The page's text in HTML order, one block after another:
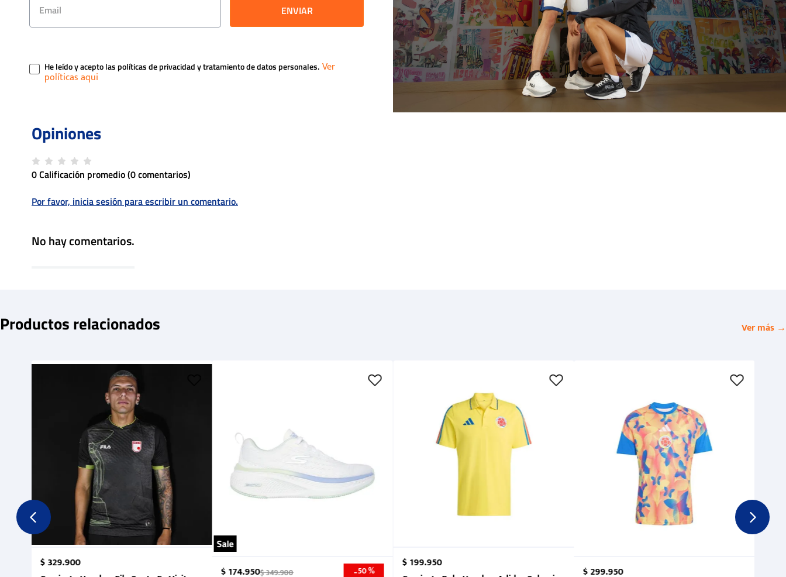
ENVIAR
He leído y acepto las políticas de privacidad y tratamiento de datos personales.
0 Calificación promedio(0 comentarios)
Por favor, inicia sesión para escribir un comentario.
No hay comentarios.
Productos relacionados Ver más →
$329.900
Sale
$174.950$349.900 -50 %
$199.950
$299.950